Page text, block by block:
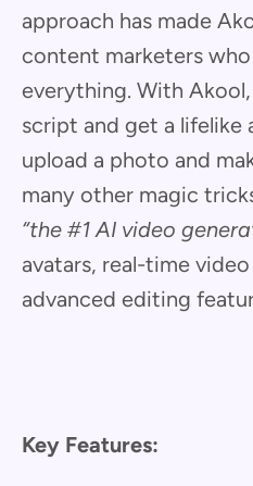
approach has made
content marketers
everything. With
script and get a lifelike
upload a photo and
many other magic
“the #1 AI video
avatars, real-time
advanced editing
Key Features: